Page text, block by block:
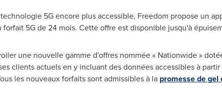
5G encore plus accessible, Freedom propose un
5G de 24 mois. Cette offre est disponible jusqu'à
une nouvelle gamme d'offres nommée « Nationwide »
clients actuels en y incluant des données accessibles à
les nouveaux forfaits sont admissibles à la promesse de gel